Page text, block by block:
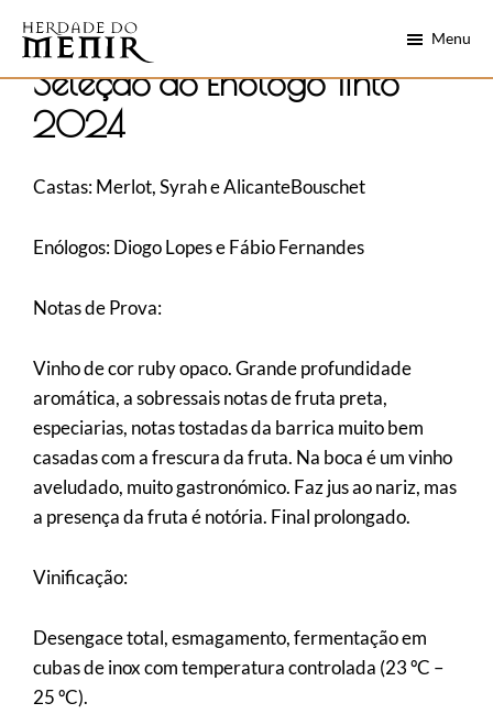
main
content
para
o
rodapé
Herdade
do
Menir
Alentejo
numa
garrafa
Menu
Seleção do Enólogo Tinto
2024
Castas: Merlot, Syrah e AlicanteBouschet
Enólogos: Diogo Lopes e Fábio Fernandes
Notas de Prova:
Vinho de cor ruby opaco. Grande profundidade
aromática, a sobressais notas de fruta preta,
especiarias, notas tostadas da barrica muito bem
casadas com a frescura da fruta. Na boca é um vinho
aveludado, muito gastronómico. Faz jus ao nariz, mas
a presença da fruta é notória. Final prolongado.
Vinificação:
Desengace total, esmagamento, fermentação em
cubas de inox com temperatura controlada (23 ºC –
25 ºC).